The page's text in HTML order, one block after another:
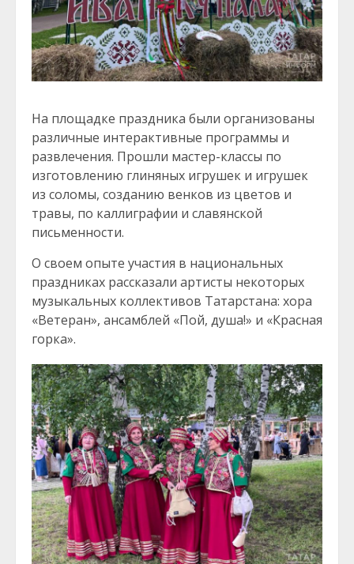
На площадке праздника были организованы
различные интерактивные программы и
развлечения. Прошли мастер-классы по
изготовлению глиняных игрушек и игрушек
из соломы, созданию венков из цветов и
травы, по каллиграфии и славянской
письменности.
О своем опыте участия в национальных
праздниках рассказали артисты некоторых
музыкальных коллективов Татарстана: хора
«Ветеран», ансамблей «Пой, душа!» и «Красная
горка».